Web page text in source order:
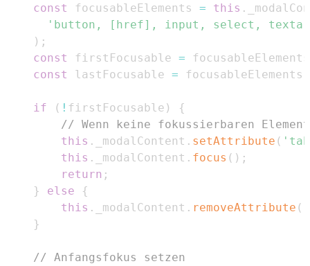
const
focusableElements = this .
'button, [href], input, select,
) ;
const
firstFocusable = focusableElements
const
lastFocusable = focusableElements
if ( ! firstFocusable )
{
// Wenn keine fokussierbaren
this . _modalContent . setAttribute (
this . _modalContent . focus ( ) ;
return ;
}
else
{
this . _modalContent . removeAttribute (
}
// Anfangsfokus setzen